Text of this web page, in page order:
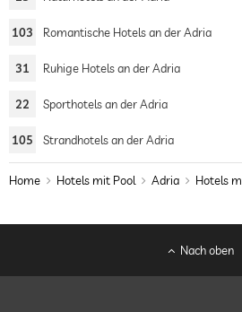
103 Romantische Hotels an der Adria
31 Ruhige Hotels an der Adria
22 Sporthotels an der Adria
105 Strandhotels an der Adria
Home Hotels mit Pool Adria Hotels
Nach oben